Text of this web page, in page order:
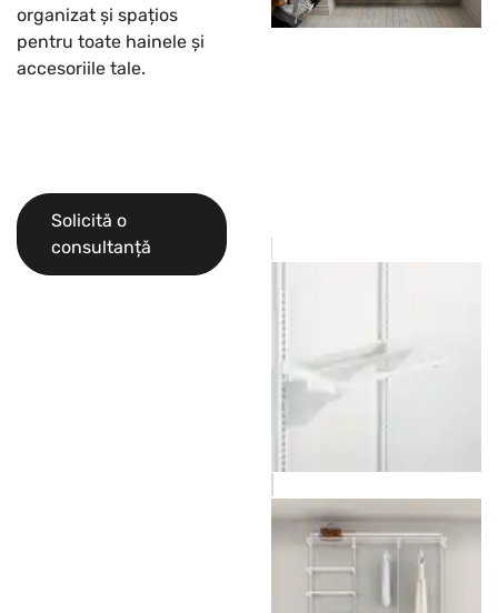
organizat și spațios
pentru toate hainele și
accesoriile tale.
Solicită o
consultanță